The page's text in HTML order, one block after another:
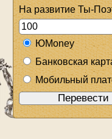
На развитие Ты-
ЮMoney
Банковская
Мобильный